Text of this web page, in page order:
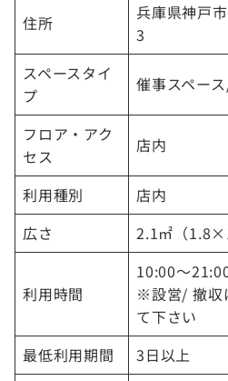
住所
兵庫県神戸
3
スペースタイ
プ
催事スペー
フロア・アク
セス
店内
利用種別
店内
広さ
2.1㎡（
利用時間
10:00～
※設営/ 撤収
て下さい
最低利用期間
3日以上